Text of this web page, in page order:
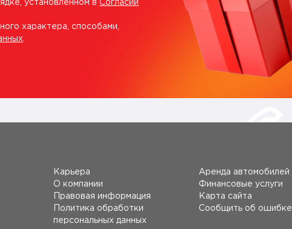
установленном в Согласии
характера, способами,
Карьера
О компании
Правовая информация
Политика обработки
персональных данных
Аренда автомобилей
Финансовые услуги
Карта сайта
Сообщить об ошибке